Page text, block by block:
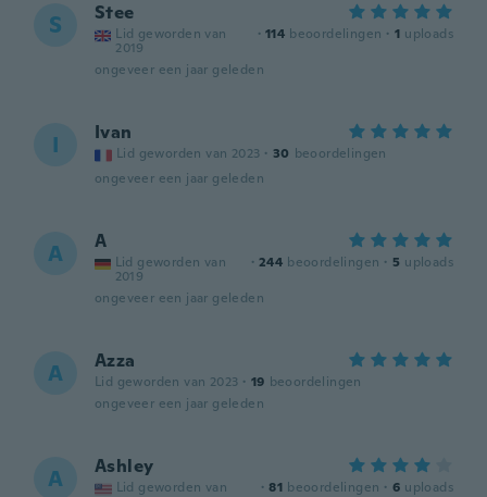
S Stee
Lid geworden van
2019
· 114 beoordelingen · 1 uploads
ongeveer een jaar geleden
I Ivan
Lid geworden van 2023 · 30 beoordelingen
ongeveer een jaar geleden
A A
Lid geworden van
2019
· 244 beoordelingen · 5 uploads
ongeveer een jaar geleden
A Azza
Lid geworden van 2023 · 19 beoordelingen
ongeveer een jaar geleden
A Ashley
Lid geworden van
· 81 beoordelingen · 6 uploads